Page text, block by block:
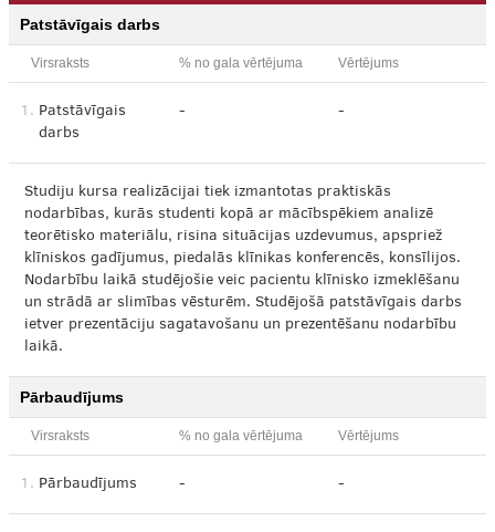
Patstāvīgais darbs
Virsraksts % no gala vērtējuma Vērtējums
1. Patstāvīgais
darbs
- -
Studiju kursa realizācijai tiek izmantotas praktiskās
nodarbības, kurās studenti kopā ar mācībspēkiem analizē
teorētisko materiālu, risina situācijas uzdevumus, apspriež
klīniskos gadījumus, piedalās klīnikas konferencēs, konsīlijos.
Nodarbību laikā studējošie veic pacientu klīnisko izmeklēšanu
un strādā ar slimības vēsturēm. Studējošā patstāvīgais darbs
ietver prezentāciju sagatavošanu un prezentēšanu nodarbību
laikā.
Pārbaudījums
Virsraksts % no gala vērtējuma Vērtējums
1. Pārbaudījums - -